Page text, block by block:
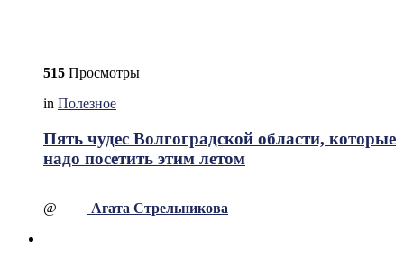
515 Просмотры
in Полезное
Пять чудес Волгоградской области, которые
надо посетить этим летом
@ Агата Стрельникова